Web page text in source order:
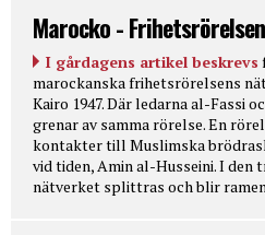
Marocko -
I gårdagens artikel beskrevs
marockanska frihetsrörelsens
Kairo 1947. Där ledarna al-Fassi
grenar av samma rörelse. En
kontakter till Muslimska
vid tiden, Amin al-Husseini. I den
nätverket splittras och blir